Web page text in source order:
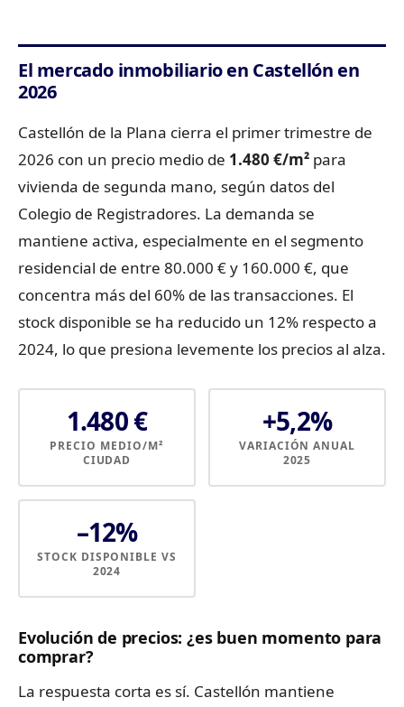
El mercado inmobiliario en Castellón en
2026
Castellón de la Plana cierra el primer trimestre de
2026 con un precio medio de 1.480 €/m² para
vivienda de segunda mano, según datos del
Colegio de Registradores. La demanda se
mantiene activa, especialmente en el segmento
residencial de entre 80.000 € y 160.000 €, que
concentra más del 60% de las transacciones. El
stock disponible se ha reducido un 12% respecto a
2024, lo que presiona levemente los precios al alza.
1.480 €
PRECIO MEDIO/M²
CIUDAD
+5,2%
VARIACIÓN ANUAL
2025
–12%
STOCK DISPONIBLE VS
2024
Evolución de precios: ¿es buen momento para
comprar?
La respuesta corta es sí. Castellón mantiene